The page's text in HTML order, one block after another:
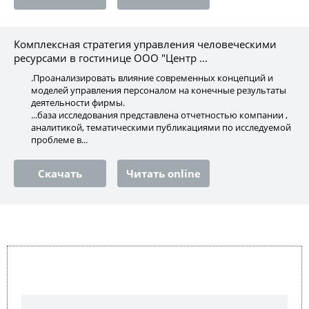
Комплексная стратегия управления человеческими
ресурсами в гостинице ООО "Центр ...
.Проанализировать влияние современных концепций и
моделей управления персоналом на конечные результаты
деятельности фирмы.
...база исследования представлена отчетностью компании ,
аналитикой, тематическими публикациями по исследуемой
проблеме в...
Скачать Читать online